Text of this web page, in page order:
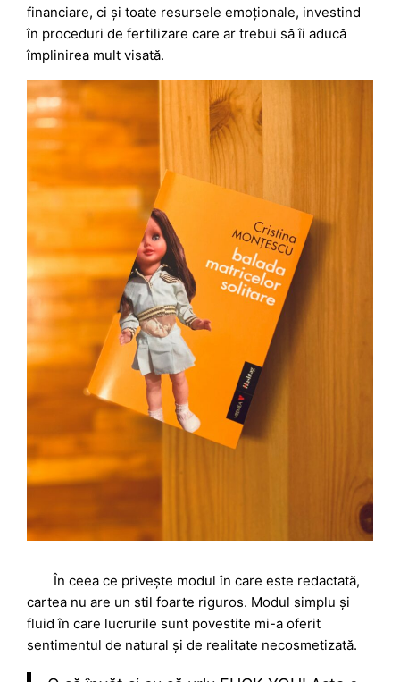
financiare, ci și toate resursele emoționale, investind
în proceduri de fertilizare care ar trebui să îi aducă
împlinirea mult visată.
În ceea ce privește modul în care este redactată,
cartea nu are un stil foarte riguros. Modul simplu și
fluid în care lucrurile sunt povestite mi-a oferit
sentimentul de natural și de realitate necosmetizată.